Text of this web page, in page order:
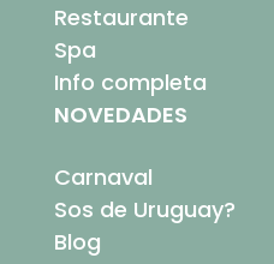
Restaurante
Spa
Info completa
NOVEDADES
Carnaval
Sos de Uruguay?
Blog